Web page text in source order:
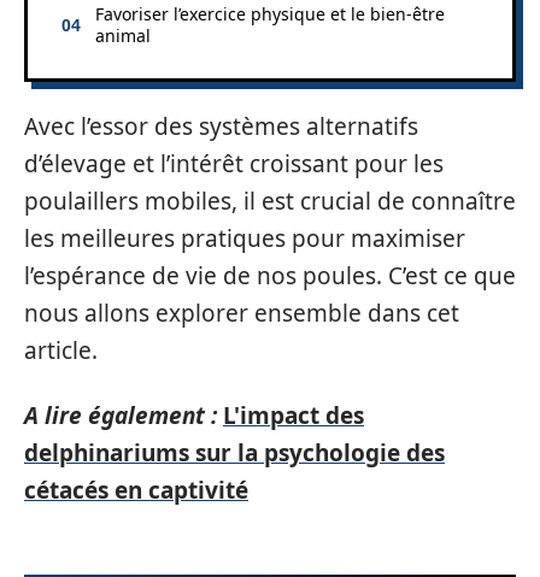
Favoriser l’exercice physique et le bien-être
animal
Avec l’essor des systèmes alternatifs
d’élevage et l’intérêt croissant pour les
poulaillers mobiles, il est crucial de connaître
les meilleures pratiques pour maximiser
l’espérance de vie de nos poules. C’est ce que
nous allons explorer ensemble dans cet
article.
A lire également : L'impact des
delphinariums sur la psychologie des
cétacés en captivité